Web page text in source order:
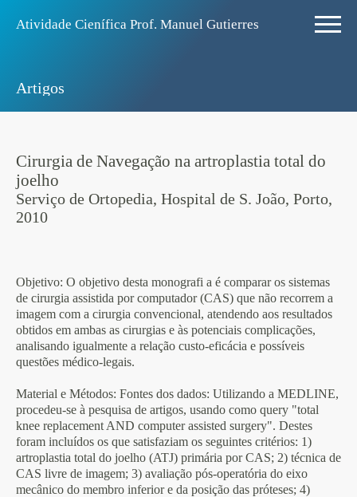
Atividade Ciení­fica Prof. Manuel Gutierres
Artigos
Cirurgia de Navegação na artroplastia total do
joelho
Serviço de Ortopedia, Hospital de S. João, Porto,
2010
Objetivo: O objetivo desta monografi a é comparar os sistemas
de cirurgia assistida por computador (CAS) que não recorrem a
imagem com a cirurgia convencional, atendendo aos resultados
obtidos em ambas as cirurgias e às potenciais complicações,
analisando igualmente a relação custo-eficácia e possíveis
questões médico-legais.
Material e Métodos: Fontes dos dados: Utilizando a MEDLINE,
procedeu-se à pesquisa de artigos, usando como query "total
knee replacement AND computer assisted surgery". Destes
foram incluídos os que satisfaziam os seguintes critérios: 1)
artroplastia total do joelho (ATJ) primária por CAS; 2) técnica de
CAS livre de imagem; 3) avaliação pós-operatória do eixo
mecânico do membro inferior e da posição das próteses; 4)